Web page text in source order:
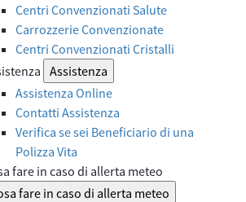
Centri Convenzionati Salute
Carrozzerie Convenzionate
Centri Convenzionati Cristalli
Assistenza
Assistenza Online
Contatti Assistenza
Verifica se sei Beneficiario di una
Polizza Vita
fare in caso di allerta meteo
fare in caso di allerta meteo